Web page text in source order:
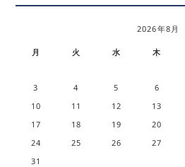
2026年8月
月 火 水 木
3
4 5 6
10
11 12 13
17
18 19 20
24
25 26 27
31